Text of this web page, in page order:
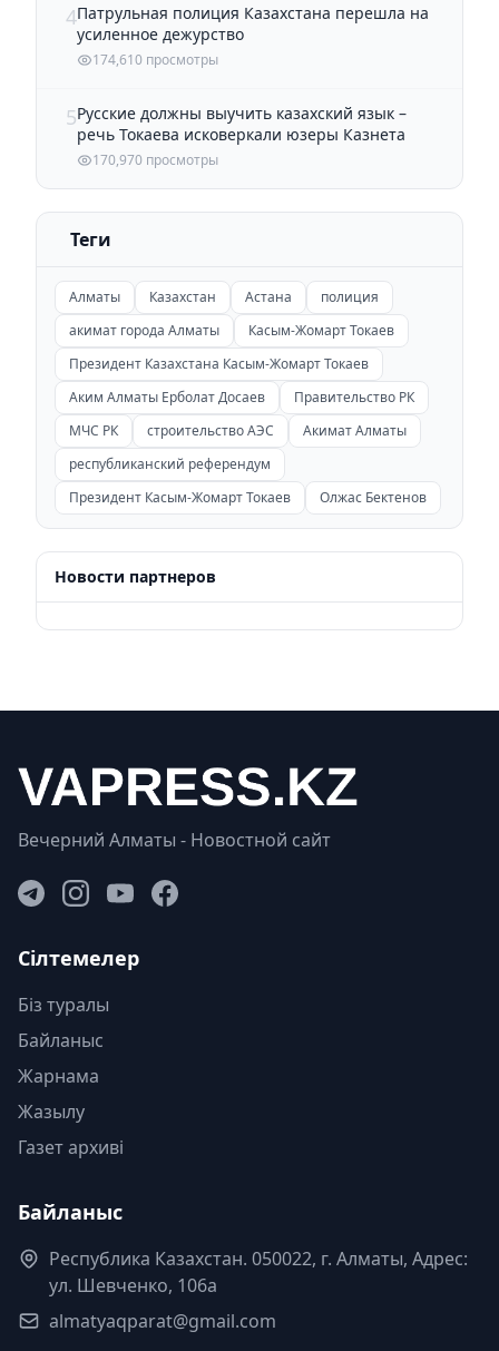
4Патрульная полиция Казахстана перешла на
усиленное дежурство
174,610 просмотры
5Русские должны выучить казахский язык –
речь Токаева исковеркали юзеры Казнета
170,970 просмотры
Теги
Алматы Казахстан Астана
полиция
акимат города Алматы
Касым-Жомарт Токаев
Президент Казахстана Касым-Жомарт Токаев
Аким Алматы Ерболат Досаев
Правительство РК
МЧС РК
строительство АЭС
Акимат Алматы
республиканский референдум
Президент Касым-Жомарт Токаев
Олжас Бектенов
Новости партнеров
Вечерний Алматы - Новостной сайт
Сілтемелер
Біз туралы
Байланыс
Жарнама
Жазылу
Газет архиві
Байланыс
Республика Казахстан. 050022, г. Алматы, Адрес:
ул. Шевченко, 106а
almatyaqparat@gmail.com